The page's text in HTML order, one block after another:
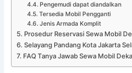
Pengemudi dapat diandalkan
Tersedia Mobil Pengganti
Jenis Armada Komplit
Prosedur Reservasi Sewa Mobil
Selayang Pandang Kota Jakarta
FAQ Tanya Jawab Sewa Mobil